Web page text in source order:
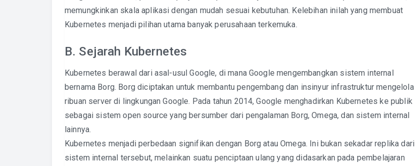
memungkinkan skala aplikasi dengan mudah sesuai kebutuhan. Kelebihan inilah yang membuat
Kubernetes menjadi pilihan utama banyak perusahaan terkemuka.
B. Sejarah Kubernetes
Kubernetes berawal dari asal-usul Google, di mana Google mengembangkan sistem internal
bernama Borg. Borg diciptakan untuk membantu pengembang dan insinyur infrastruktur mengelola
ribuan server di lingkungan Google. Pada tahun 2014, Google menghadirkan Kubernetes ke publik
sebagai sistem open source yang bersumber dari pengalaman Borg, Omega, dan sistem internal
lainnya.
Kubernetes menjadi perbedaan signifikan dengan Borg atau Omega. Ini bukan sekadar replika dari
sistem internal tersebut, melainkan suatu penciptaan ulang yang didasarkan pada pembelajaran